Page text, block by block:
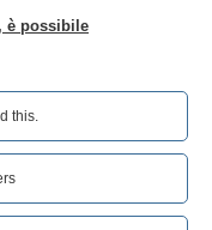
è possibile
this.‎